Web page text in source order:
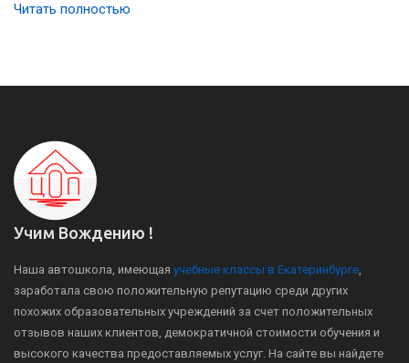
Читать полностью
Учим Вождению !
Наша автошкола, имеющая учебные классы в Екатеринбурге,
заработала свою положительную репутацию среди других
похожих образовательных учреждений за счет положительных
отзывов наших клиентов, демократичной стоимости обучения и
высокого качества предоставляемых услуг. На сайте вы найдете